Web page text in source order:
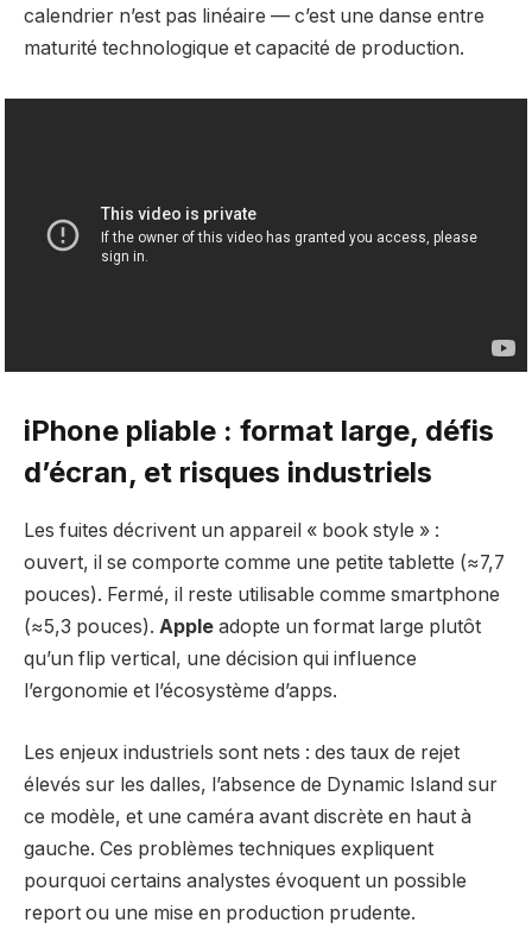
calendrier n’est pas linéaire — c’est une danse entre
maturité technologique et capacité de production.
iPhone pliable : format large, défis
d’écran, et risques industriels
Les fuites décrivent un appareil « book style » :
ouvert, il se comporte comme une petite tablette (≈7,7
pouces). Fermé, il reste utilisable comme smartphone
(≈5,3 pouces). Apple adopte un format large plutôt
qu’un flip vertical, une décision qui influence
l’ergonomie et l’écosystème d’apps.
Les enjeux industriels sont nets : des taux de rejet
élevés sur les dalles, l’absence de Dynamic Island sur
ce modèle, et une caméra avant discrète en haut à
gauche. Ces problèmes techniques expliquent
pourquoi certains analystes évoquent un possible
report ou une mise en production prudente.